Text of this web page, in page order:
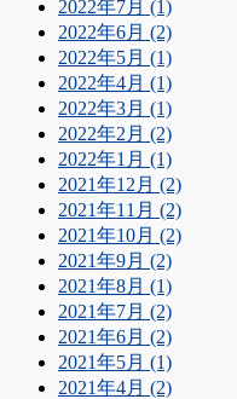
2022年7月 (1)
2022年6月 (2)
2022年5月 (1)
2022年4月 (1)
2022年3月 (1)
2022年2月 (2)
2022年1月 (1)
2021年12月 (2)
2021年11月 (2)
2021年10月 (2)
2021年9月 (2)
2021年8月 (1)
2021年7月 (2)
2021年6月 (2)
2021年5月 (1)
2021年4月 (2)